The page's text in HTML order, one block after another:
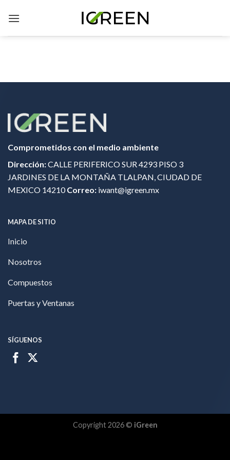
Comprometidos con el medio ambiente
Dirección:CALLE PERIFERICO SUR 4293 PISO 3
JARDINES DE LA MONTAÑA TLALPAN, CIUDAD DE
MEXICO 14210Correo: iwant@igreen.mx
MAPA DE SITIO
Inicio
Nosotros
Compuestos
Puertas y Ventanas
SÍGUENOS
Copyright 2026 © iGreen